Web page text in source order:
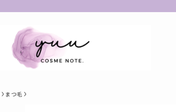
まつ毛